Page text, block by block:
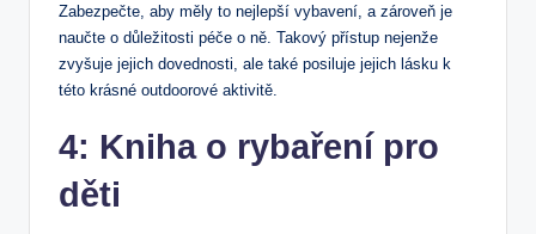
Zabezpečte, aby měly to nejlepší vybavení, a zároveň je
naučte o důležitosti péče o ně. Takový⁢ přístup nejenže
⁣zvyšuje jejich dovednosti, ale⁢ také ‌posiluje‍ jejich lásku‍ k⁢
této krásné outdoorové aktivitě.
4: Kniha o ‌rybaření pro​
děti